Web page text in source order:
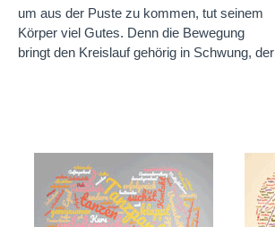
um aus der Puste zu kommen, tut seinem
Körper viel Gutes. Denn die Bewegung
bringt den Kreislauf gehörig in Schwung, der